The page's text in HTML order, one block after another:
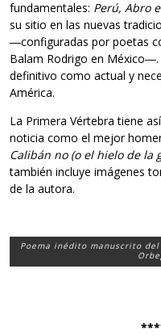
fundamentales: Perú, Abro
su sitio en las nuevas
―configuradas por poetas
Balam Rodrigo en
definitivo como actual y
América.
La Primera Vértebra tiene
noticia como el mejor
Calibán no (o el hielo de la
también incluye imágenes
de la autora.
Poema inédito manuscrito